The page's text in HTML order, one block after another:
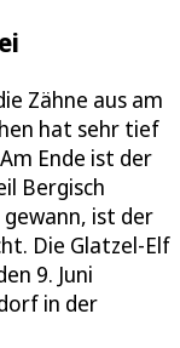
Zähne aus am
hat sehr tief
Ende ist der
Bergisch
gewann, ist der
Die Glatzel-Elf
9. Juni
in der